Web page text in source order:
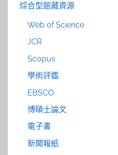
綜合型館藏資源
Web of Science
JCR
Scopus
學術評鑑
EBSCO
博碩士論文
電子書
新聞報紙